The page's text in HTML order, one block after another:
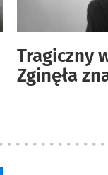
Tragiczny
Zginęła